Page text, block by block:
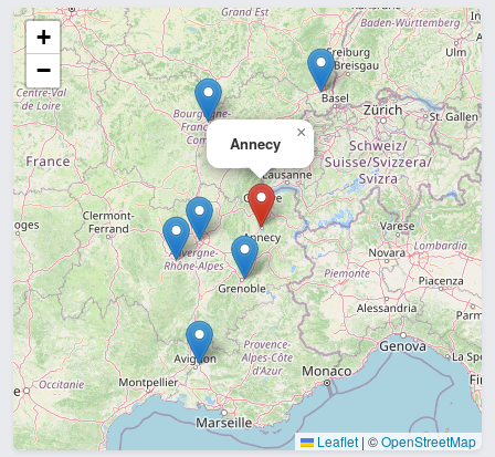
Annecy
×
+
−
Leaflet | ©OpenStreetMap